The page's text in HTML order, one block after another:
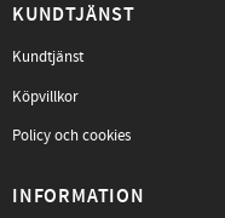
KUNDTJÄNST
Kundtjänst
Köpvillkor
Policy och cookies
INFORMATION